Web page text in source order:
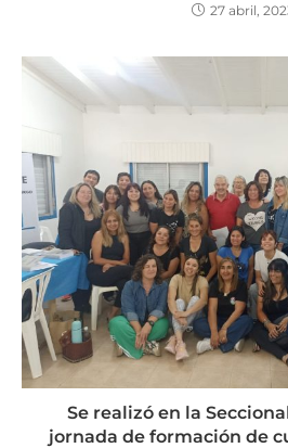
27 abril,
Se realizó en la
jornada de formación de